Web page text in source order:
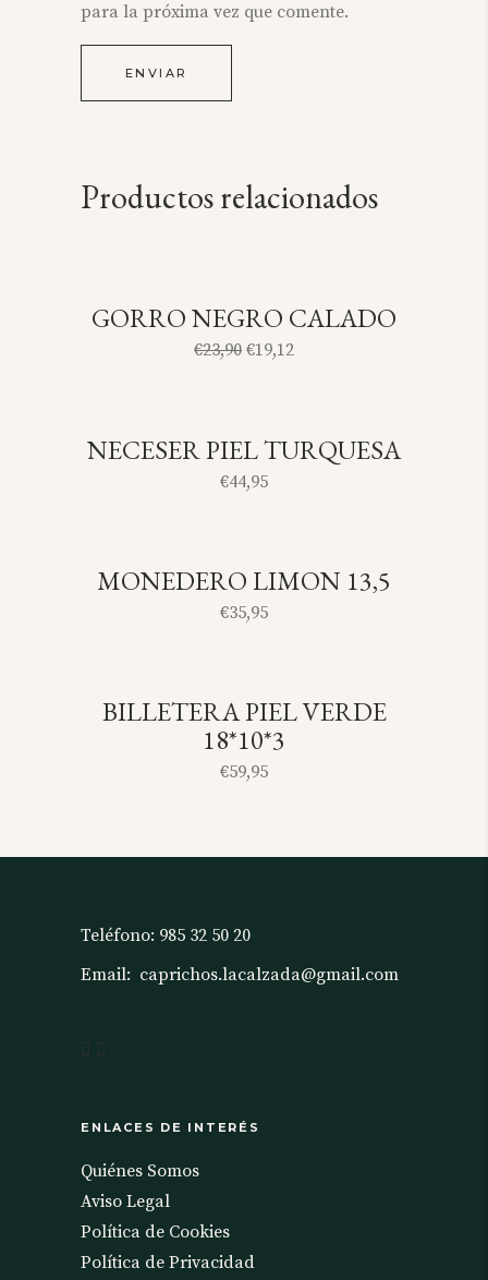
para la próxima vez que comente.
Productos relacionados
-17%
SOLD
GORRO NEGRO CALADO
€23,90 €19,12
SOLD
NECESER PIEL TURQUESA
€44,95
SOLD
MONEDERO LIMON 13,5
€35,95
SOLD
BILLETERA PIEL VERDE
18*10*3
€59,95
Teléfono: 985 32 50 20
Email: caprichos.lacalzada@gmail.com
ENLACES DE INTERÉS
Quiénes Somos
Aviso Legal
Política de Cookies
Política de Privacidad